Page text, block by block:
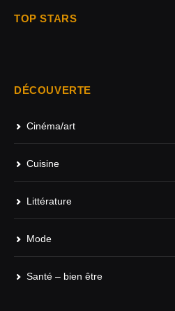
TOP STARS
DÉCOUVERTE
Cinéma/art
Cuisine
Littérature
Mode
Santé – bien être